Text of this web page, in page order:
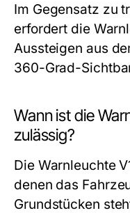
Im Gegensatz zu
erfordert die
Aussteigen aus
360-Grad-
Wann ist die
zulässig?
Die Warnleuchte
denen das
Grundstücken